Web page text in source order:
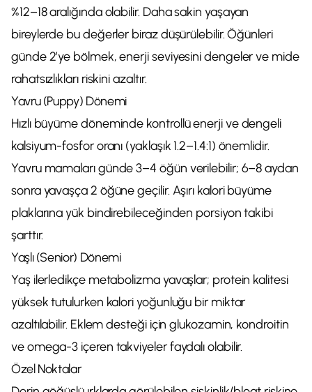
%12–18 aralığında olabilir. Daha sakin yaşayan
bireylerde bu değerler biraz düşürülebilir. Öğünleri
günde 2’ye bölmek, enerji seviyesini dengeler ve mide
rahatsızlıkları riskini azaltır.
Yavru (Puppy) Dönemi
Hızlı büyüme döneminde kontrollü enerji ve dengeli
kalsiyum-fosfor oranı (yaklaşık 1.2–1.4:1) önemlidir.
Yavru mamaları günde 3–4 öğün verilebilir; 6–8 aydan
sonra yavaşça 2 öğüne geçilir. Aşırı kalori büyüme
plaklarına yük bindirebileceğinden porsiyon takibi
şarttır.
Yaşlı (Senior) Dönemi
Yaş ilerledikçe metabolizma yavaşlar; protein kalitesi
yüksek tutulurken kalori yoğunluğu bir miktar
azaltılabilir. Eklem desteği için glukozamin, kondroitin
ve omega-3 içeren takviyeler faydalı olabilir.
Özel Noktalar